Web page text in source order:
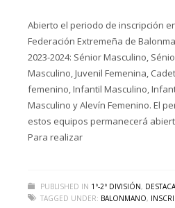
Abierto el periodo de inscripción
Federación Extremeña de
2023-2024: Sénior Masculino,
Masculino, Juvenil Femenina,
femenino, Infantil Masculino,
Masculino y Alevín Femenino. El
estos equipos permanecerá
Para realizar
PUBLISHED IN 1ª-2ª DIVISIÓN,
TAGGED UNDER: BALONMANO,